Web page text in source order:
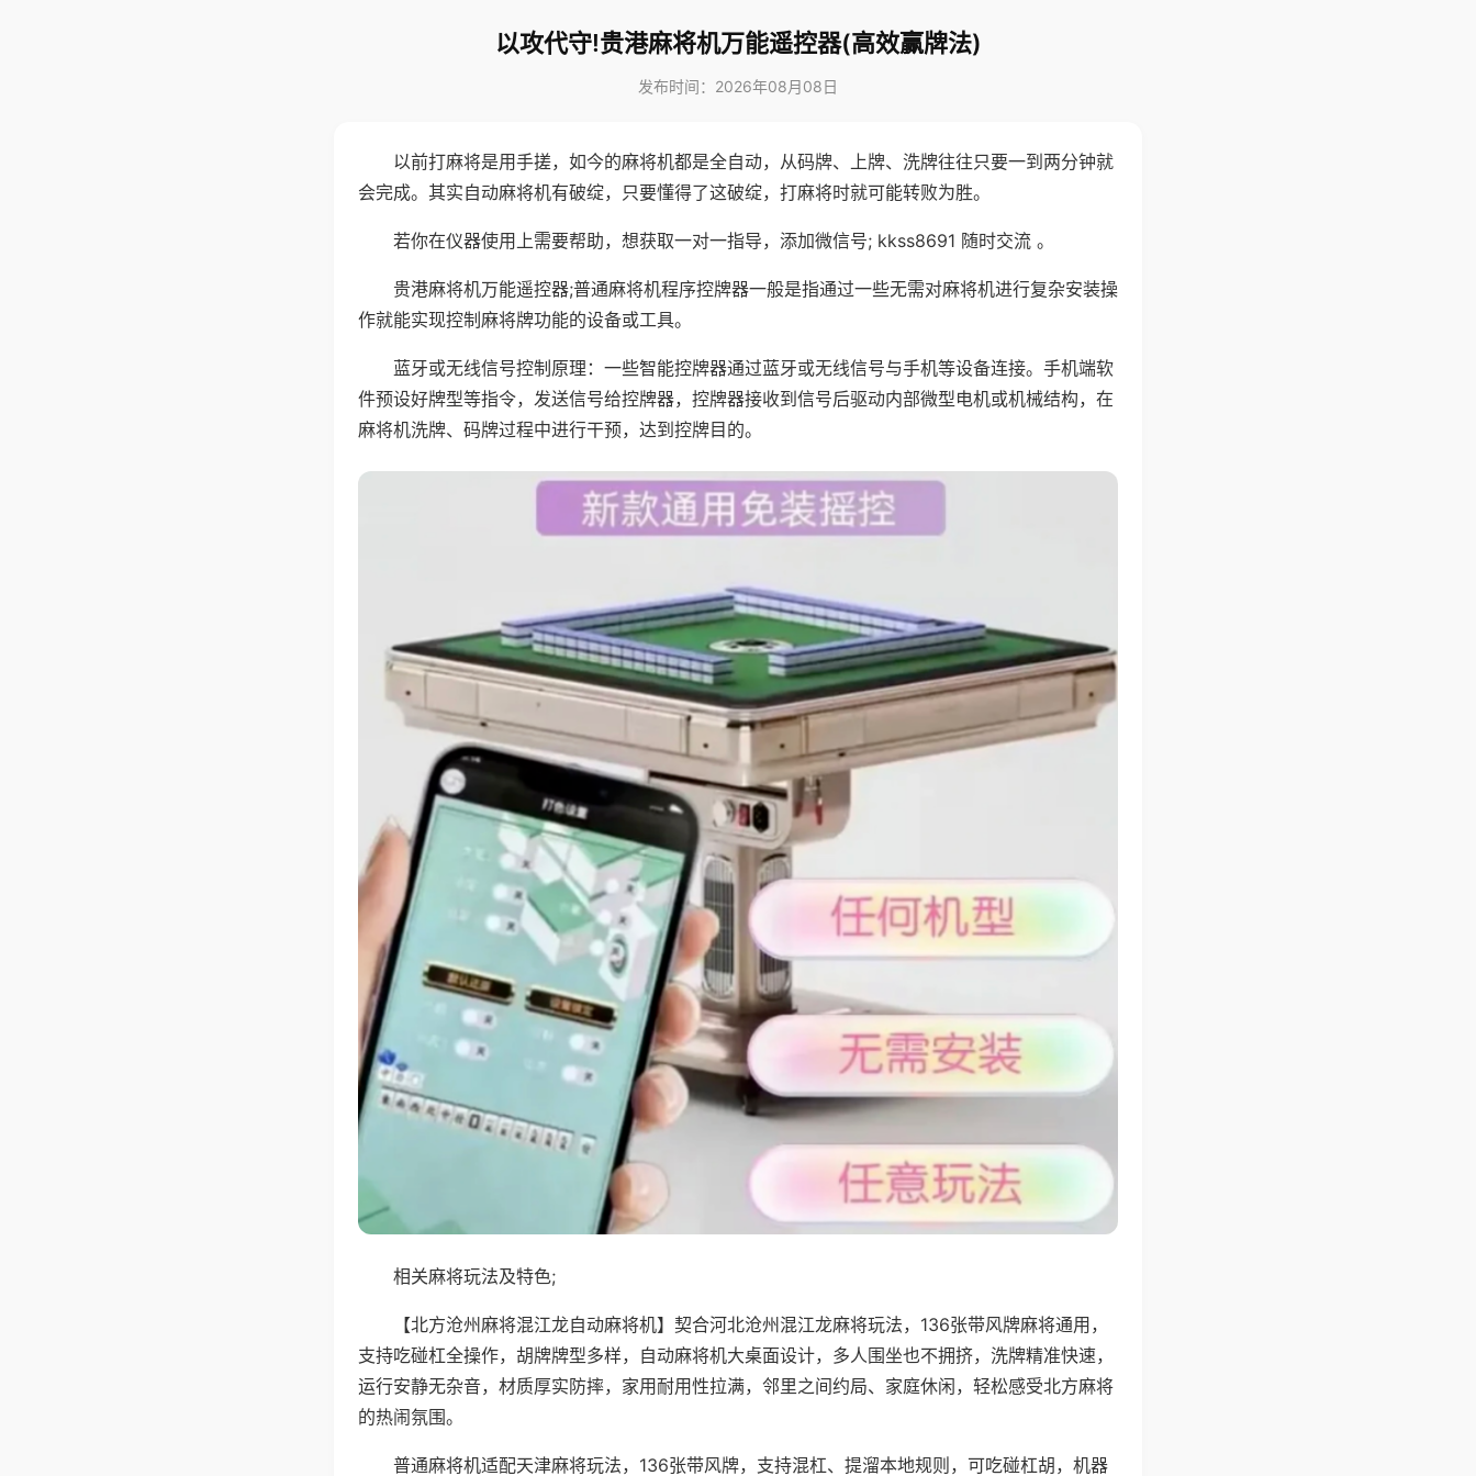
以攻代守!贵港麻将机万能遥控器(高效赢牌法)
发布时间：2026年08月08日
以前打麻将是用手搓，如今的麻将机都是全自动，从码牌、上牌、洗牌往往只要一到两分钟就
会完成。其实自动麻将机有破绽，只要懂得了这破绽，打麻将时就可能转败为胜。
若你在仪器使用上需要帮助，想获取一对一指导，添加微信号; kkss8691 随时交流 。
贵港麻将机万能遥控器;普通麻将机程序控牌器一般是指通过一些无需对麻将机进行复杂安装操
作就能实现控制麻将牌功能的设备或工具。
蓝牙或无线信号控制原理：一些智能控牌器通过蓝牙或无线信号与手机等设备连接。手机端软
件预设好牌型等指令，发送信号给控牌器，控牌器接收到信号后驱动内部微型电机或机械结构，在
麻将机洗牌、码牌过程中进行干预，达到控牌目的。
相关麻将玩法及特色;
【北方沧州麻将混江龙自动麻将机】契合河北沧州混江龙麻将玩法，136张带风牌麻将通用，
支持吃碰杠全操作，胡牌牌型多样，自动麻将机大桌面设计，多人围坐也不拥挤，洗牌精准快速，
运行安静无杂音，材质厚实防摔，家用耐用性拉满，邻里之间约局、家庭休闲，轻松感受北方麻将
的热闹氛围。
普通麻将机适配天津麻将玩法，136张带风牌，支持混杠、提溜本地规则，可吃碰杠胡，机器